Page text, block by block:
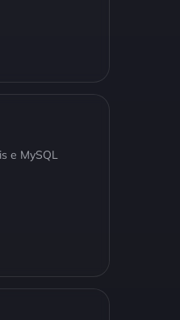
e MySQL